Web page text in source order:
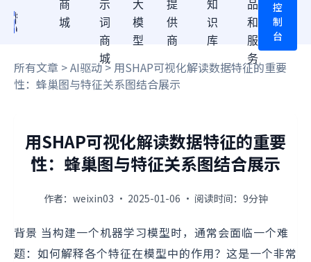
商
城
示
词
商
城
大
模
型
提
供
商
知
识
库
品
和
服
务
控
制
台
所有文章 >AI驱动> 用SHAP可视化解读数据特征的重要
性：蜂巢图与特征关系图结合展示
用SHAP可视化解读数据特征的重要
性：蜂巢图与特征关系图结合展示
作者：weixin03 · 2025-01-06 · 阅读时间：9分钟
背景 当构建一个机器学习模型时，通常会面临一个难
题：如何解释各个特征在模型中的作用？这是一个非常